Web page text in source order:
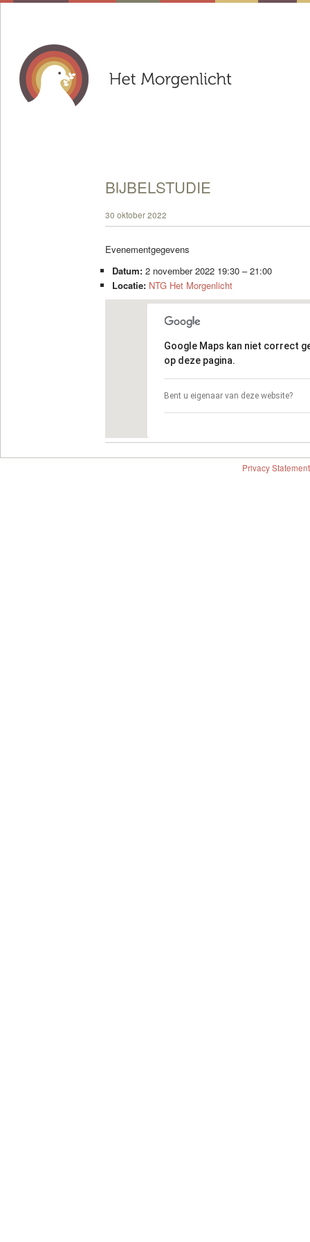
BIJBELSTUDIE
30 oktober 2022
Evenementgegevens
Datum: 2 november 2022 19:30–21:00
Locatie: NTG Het Morgenlicht
Google Maps kan niet correct
op deze pagina.
Bent u eigenaar van deze website?
Privacy Statement